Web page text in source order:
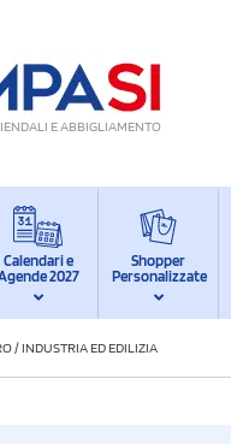
E ABBIGLIAMENTO
Calendari e
2027
Shopper
Personalizzate
/INDUSTRIA ED EDILIZIA